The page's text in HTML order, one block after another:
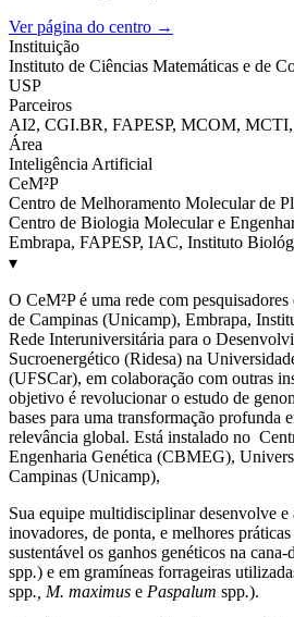
Ver página do centro →
Instituição
Instituto de Ciências Matemáticas e de
USP
Parceiros
AI2, CGI.BR, FAPESP, MCOM, MCTI,
Área
Inteligência Artificial
CeM²P
Centro de Melhoramento Molecular de
Centro de Biologia Molecular e
Embrapa, FAPESP, IAC, Instituto
▾
O CeM²P é uma rede com
de Campinas (Unicamp), Embrapa,
Rede Interuniversitária para o
Sucroenergético (Ridesa) na
(UFSCar), em colaboração com outras
objetivo é revolucionar o estudo de
bases para uma transformação profunda
relevância global. Está instalado no
Engenharia Genética (CBMEG),
Campinas (Unicamp),
Sua equipe multidisciplinar desenvolve e
inovadores, de ponta, e melhores
sustentável os ganhos genéticos na cana-
spp.) e em gramíneas forrageiras
spp., M. maximus e Paspalum spp.).